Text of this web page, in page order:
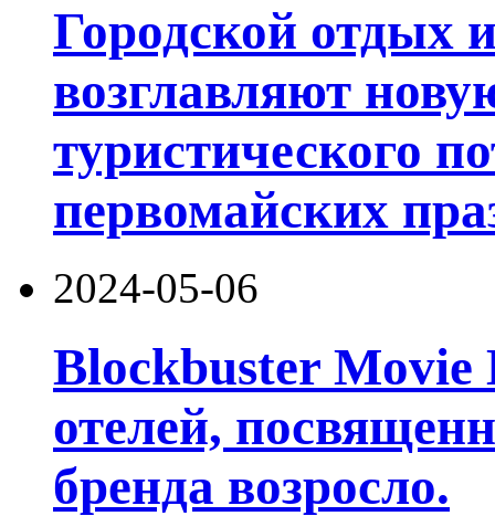
Городской отдых
возглавляют
туристического
первомайских
2024-05-06
Blockbuster Movie
отелей,
бренда возросло.